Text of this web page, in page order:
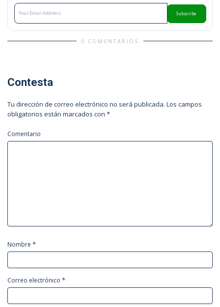
Subscribe
0 COMENTARIOS
Contesta
Tu dirección de correo electrónico no será publicada. Los campos
obligatorios están marcados con *
Comentario
Nombre *
Correo electrónico *